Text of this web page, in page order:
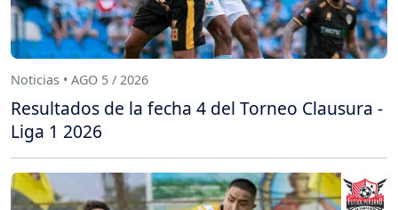
Noticias • AGO 5 / 2026
Resultados de la fecha 4 del Torneo Clausura -
Liga 1 2026